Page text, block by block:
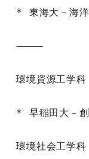
* 東海大－海洋
⸻
環境資源工学科
* 早稲田大－創
環境社会工学科